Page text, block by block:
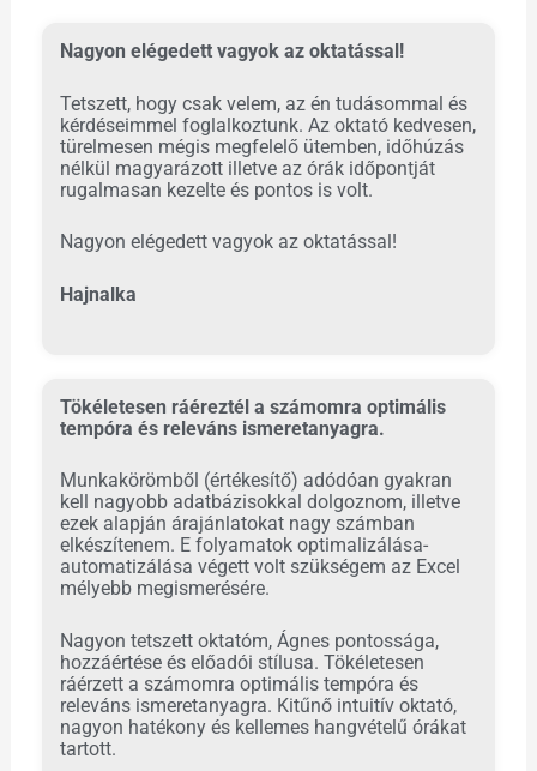
Nagyon elégedett vagyok az oktatással!
Tetszett, hogy csak velem, az én tudásommal és
kérdéseimmel foglalkoztunk. Az oktató kedvesen,
türelmesen mégis megfelelő ütemben, időhúzás
nélkül magyarázott illetve az órák időpontját
rugalmasan kezelte és pontos is volt.
Nagyon elégedett vagyok az oktatással!
Hajnalka
Tökéletesen ráéreztél a számomra optimális
tempóra és releváns ismeretanyagra.
Munkakörömből (értékesítő) adódóan gyakran
kell nagyobb adatbázisokkal dolgoznom, illetve
ezek alapján árajánlatokat nagy számban
elkészítenem. E folyamatok optimalizálása-
automatizálása végett volt szükségem az Excel
mélyebb megismerésére.
Nagyon tetszett oktatóm, Ágnes pontossága,
hozzáértése és előadói stílusa. Tökéletesen
ráérzett a számomra optimális tempóra és
releváns ismeretanyagra. Kitűnő intuitív oktató,
nagyon hatékony és kellemes hangvételű órákat
tartott.